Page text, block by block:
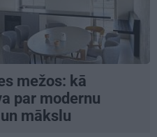
mežos: kā
par modernu
mākslu